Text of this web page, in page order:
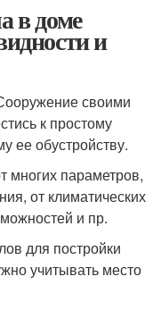
в доме
и
своими
к простому
обустройству.
многих параметров,
от климатических
и пр.
для постройки
учитывать место